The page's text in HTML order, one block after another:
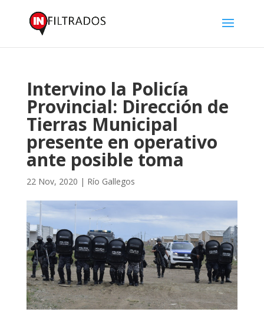
Intervino la Policía
Provincial: Dirección de
Tierras Municipal
presente en operativo
ante posible toma
22 Nov, 2020 | Río Gallegos